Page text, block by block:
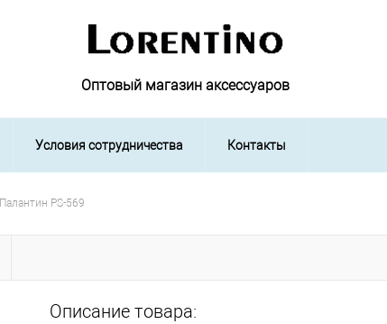
Оптовый магазин аксессуаров
Условия сотрудничества Контакты
Палантин PS-569
Описание товара: